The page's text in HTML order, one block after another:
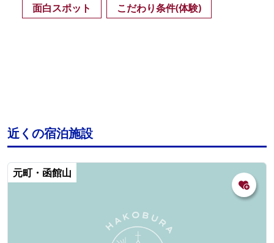
面白スポット こだわり条件(体験)
近くの宿泊施設
元町・函館山